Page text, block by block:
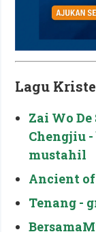
Lagu
Zai Wo
Chengjiu
mustahil
Ancient
Tenang -